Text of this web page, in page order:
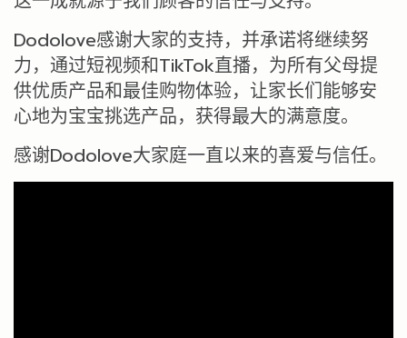
Dodolove感谢大家的支持，并承诺将继续努
力，通过短视频和TikTok直播，为所有父母提
供优质产品和最佳购物体验，让家长们能够安
心地为宝宝挑选产品，获得最大的满意度。
感谢Dodolove大家庭一直以来的喜爱与信任。